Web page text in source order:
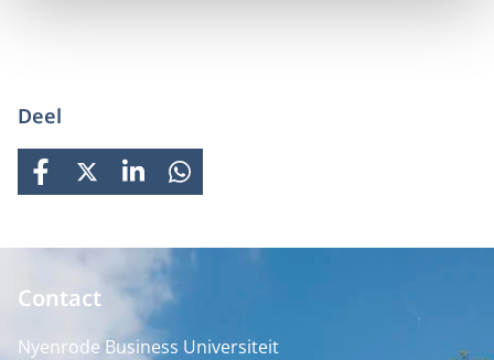
Deel
FACEBOOK
X LINKEDINWHATSAPP
Contact
Nyenrode Business Universiteit